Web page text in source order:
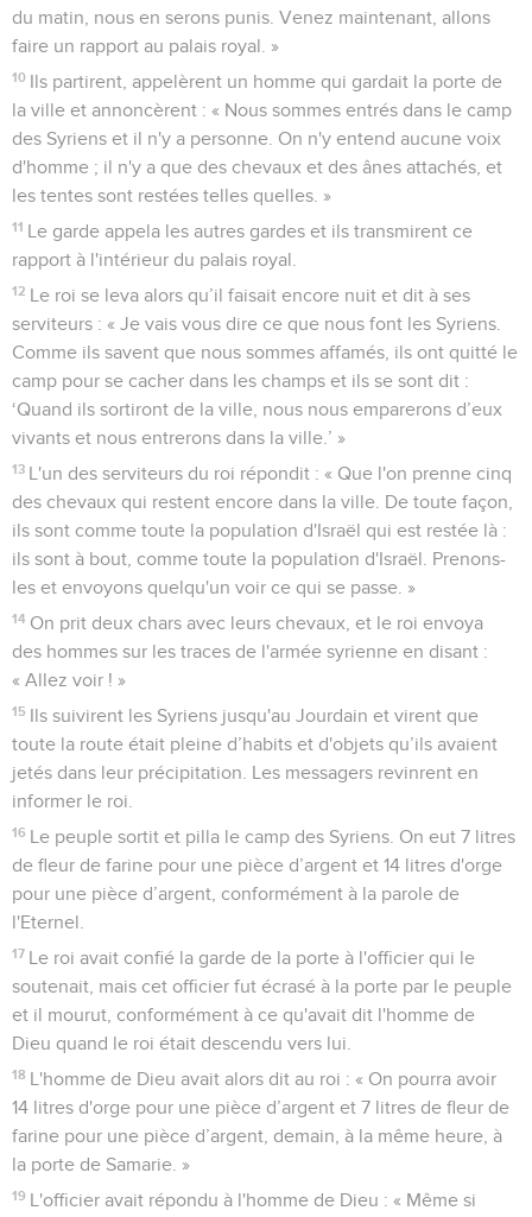
du matin, nous en serons punis. Venez maintenant, allons
faire un rapport au palais royal. »
10 Ils partirent, appelèrent un homme qui gardait la porte de
la ville et annoncèrent : « Nous sommes entrés dans le camp
des Syriens et il n'y a personne. On n'y entend aucune voix
d'homme ; il n'y a que des chevaux et des ânes attachés, et
les tentes sont restées telles quelles. »
11 Le garde appela les autres gardes et ils transmirent ce
rapport à l'intérieur du palais royal.
12 Le roi se leva alors qu’il faisait encore nuit et dit à ses
serviteurs : « Je vais vous dire ce que nous font les Syriens.
Comme ils savent que nous sommes affamés, ils ont quitté le
camp pour se cacher dans les champs et ils se sont dit :
‘Quand ils sortiront de la ville, nous nous emparerons d’eux
vivants et nous entrerons dans la ville.’ »
13 L'un des serviteurs du roi répondit : « Que l'on prenne cinq
des chevaux qui restent encore dans la ville. De toute façon,
ils sont comme toute la population d'Israël qui est restée là :
ils sont à bout, comme toute la population d'Israël. Prenons-
les et envoyons quelqu'un voir ce qui se passe. »
14 On prit deux chars avec leurs chevaux, et le roi envoya
des hommes sur les traces de l'armée syrienne en disant :
« Allez voir ! »
15 Ils suivirent les Syriens jusqu'au Jourdain et virent que
toute la route était pleine d’habits et d'objets qu’ils avaient
jetés dans leur précipitation. Les messagers revinrent en
informer le roi.
16 Le peuple sortit et pilla le camp des Syriens. On eut 7 litres
de fleur de farine pour une pièce d’argent et 14 litres d'orge
pour une pièce d’argent, conformément à la parole de
l'Eternel.
17 Le roi avait confié la garde de la porte à l'officier qui le
soutenait, mais cet officier fut écrasé à la porte par le peuple
et il mourut, conformément à ce qu'avait dit l'homme de
Dieu quand le roi était descendu vers lui.
18 L'homme de Dieu avait alors dit au roi : « On pourra avoir
14 litres d'orge pour une pièce d’argent et 7 litres de fleur de
farine pour une pièce d’argent, demain, à la même heure, à
la porte de Samarie. »
19 L'officier avait répondu à l'homme de Dieu : « Même si